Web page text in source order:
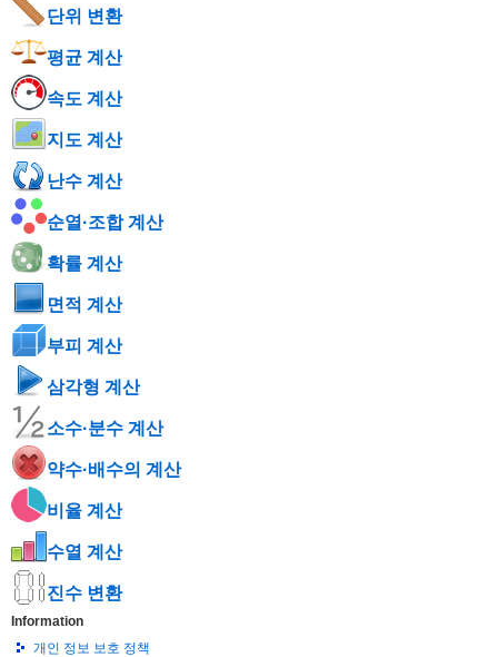
단위 변환
평균 계산
속도 계산
지도 계산
난수 계산
순열·조합 계산
확률 계산
면적 계산
부피 계산
삼각형 계산
소수·분수 계산
약수·배수의 계산
비율 계산
수열 계산
진수 변환
Information
개인 정보 보호 정책